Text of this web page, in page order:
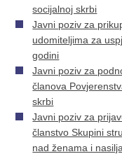
socijalnoj skrbi
Javni poziv za
udomiteljima za
godini
Javni poziv za
članova
skrbi
Javni poziv za
članstvo Skupini
nad ženama i